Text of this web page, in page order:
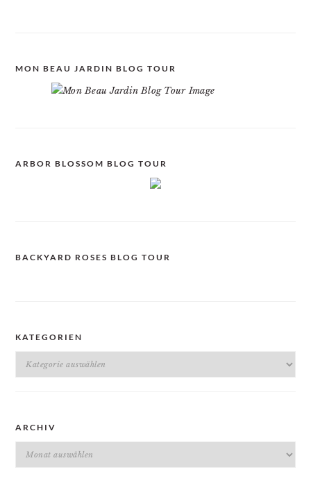
MON BEAU JARDIN BLOG TOUR
ARBOR BLOSSOM BLOG TOUR
BACKYARD ROSES BLOG TOUR
KATEGORIEN
Kategorien
ARCHIV
Archiv